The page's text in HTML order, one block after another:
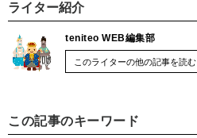
ライター紹介
teniteo WEB編集部
このライターの他の記事を読む
この記事のキーワード